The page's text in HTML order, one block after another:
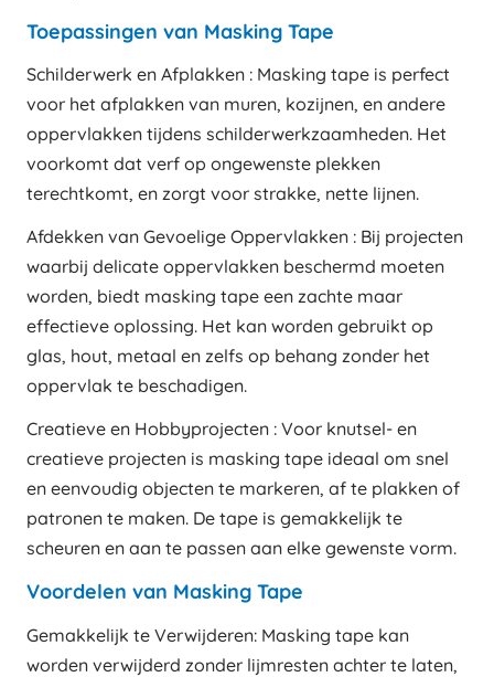
Toepassingen van Masking Tape
Schilderwerk en Afplakken : Masking tape is perfect
voor het afplakken van muren, kozijnen, en andere
oppervlakken tijdens schilderwerkzaamheden. Het
voorkomt dat verf op ongewenste plekken
terechtkomt, en zorgt voor strakke, nette lijnen.
Afdekken van Gevoelige Oppervlakken : Bij projecten
waarbij delicate oppervlakken beschermd moeten
worden, biedt masking tape een zachte maar
effectieve oplossing. Het kan worden gebruikt op
glas, hout, metaal en zelfs op behang zonder het
oppervlak te beschadigen.
Creatieve en Hobbyprojecten : Voor knutsel- en
creatieve projecten is masking tape ideaal om snel
en eenvoudig objecten te markeren, af te plakken of
patronen te maken. De tape is gemakkelijk te
scheuren en aan te passen aan elke gewenste vorm.
Voordelen van Masking Tape
Gemakkelijk te Verwijderen: Masking tape kan
worden verwijderd zonder lijmresten achter te laten,